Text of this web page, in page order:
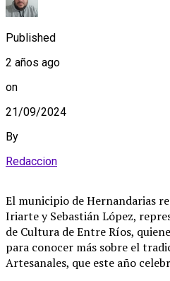
Published
2 años ago
on
21/09/2024
By
Redaccion
El municipio de Hernandarias
Iriarte y Sebastián López,
de Cultura de Entre Ríos,
para conocer más sobre el
Artesanales, que este año